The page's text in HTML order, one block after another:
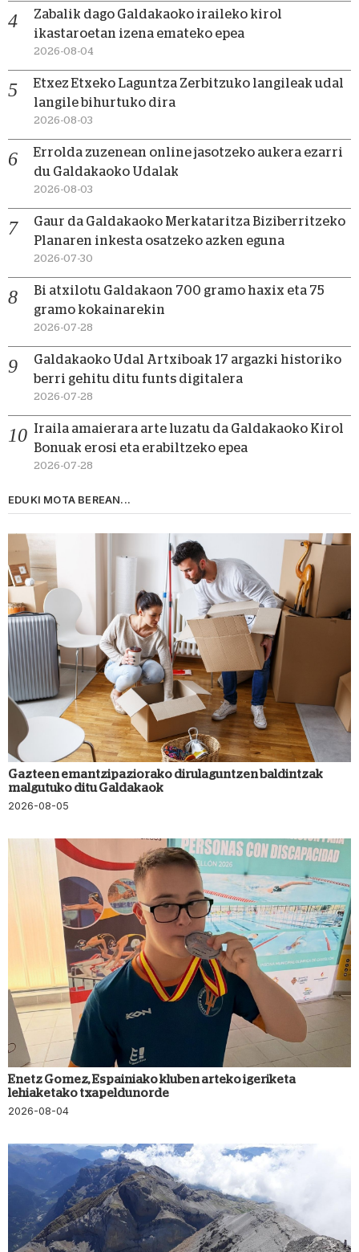
Zabalik dago Galdakaoko iraileko kirol
ikastaroetan izena emateko epea
2026-08-04
Etxez Etxeko Laguntza Zerbitzuko langileak udal
langile bihurtuko dira
2026-08-03
Errolda zuzenean online jasotzeko aukera ezarri
du Galdakaoko Udalak
2026-08-03
Gaur da Galdakaoko Merkataritza Biziberritzeko
Planaren inkesta osatzeko azken eguna
2026-07-30
Bi atxilotu Galdakaon 700 gramo haxix eta 75
gramo kokainarekin
2026-07-28
Galdakaoko Udal Artxiboak 17 argazki historiko
berri gehitu ditu funts digitalera
2026-07-28
Iraila amaierara arte luzatu da Galdakaoko Kirol
Bonuak erosi eta erabiltzeko epea
2026-07-28
EDUKI MOTA BEREAN...
Gazteen emantzipaziorako dirulaguntzen baldintzak
malgutuko ditu Galdakaok
2026-08-05
Enetz Gomez, Espainiako kluben arteko igeriketa
lehiaketako txapeldunorde
2026-08-04